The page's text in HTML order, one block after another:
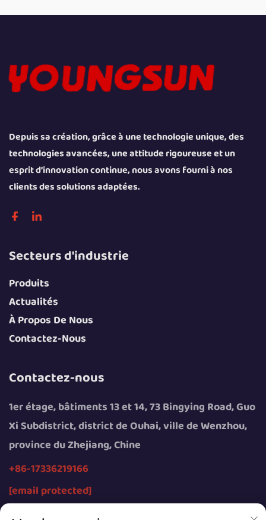
Depuis sa création, grâce à une technologie unique, des
technologies avancées, une attitude rigoureuse et un
esprit d’innovation continue, nous avons fourni à nos
clients des solutions adaptées.
Secteurs d'industrie
Produits
Actualités
À Propos De Nous
Contactez-Nous
Contactez-nous
1er étage, bâtiments 13 et 14, 73 Bingying Road, Guo
Xi Subdistrict, district de Ouhai, ville de Wenzhou,
province du Zhejiang, Chine
+86-17336219166
[email protected]